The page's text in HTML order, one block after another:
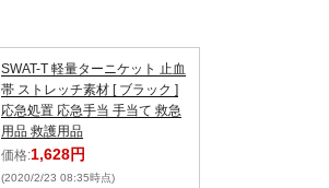
SWAT-T 軽量ターニケット 止血
帯 ストレッチ素材 [ ブラック ]
応急処置 応急手当 手当て 救急
用品 救護用品
価格:1,628円
(2020/2/23 08:35時点)